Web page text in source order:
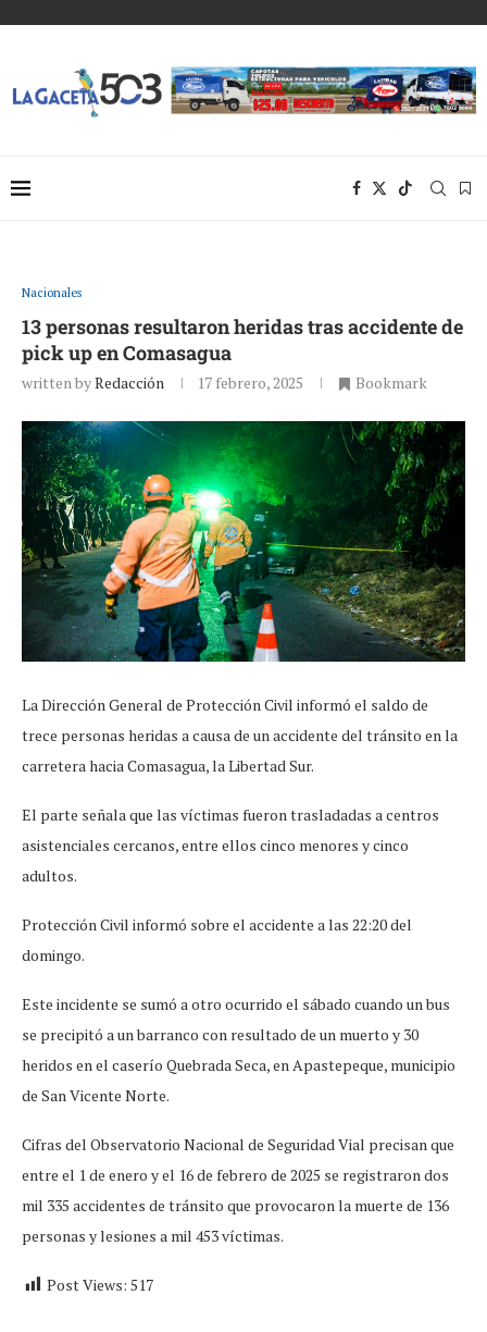
Nacionales
13 personas resultaron heridas tras accidente de
pick up en Comasagua
written byRedacción 17 febrero, 2025 Bookmark
La Dirección General de Protección Civil informó el saldo de
trece personas heridas a causa de un accidente del tránsito en la
carretera hacia Comasagua, la Libertad Sur.
El parte señala que las víctimas fueron trasladadas a centros
asistenciales cercanos, entre ellos cinco menores y cinco
adultos.
Protección Civil informó sobre el accidente a las 22:20 del
domingo.
Este incidente se sumó a otro ocurrido el sábado cuando un bus
se precipitó a un barranco con resultado de un muerto y 30
heridos en el caserío Quebrada Seca, en Apastepeque, municipio
de San Vicente Norte.
Cifras del Observatorio Nacional de Seguridad Vial precisan que
entre el 1 de enero y el 16 de febrero de 2025 se registraron dos
mil 335 accidentes de tránsito que provocaron la muerte de 136
personas y lesiones a mil 453 víctimas.
Post Views: 517